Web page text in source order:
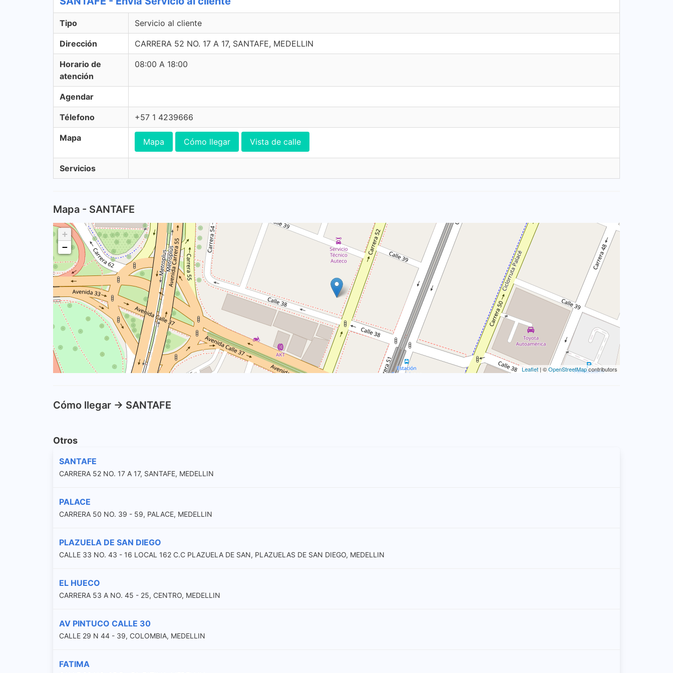
Tipo Servicio al cliente
Dirección CARRERA 52 NO. 17 A 17, SANTAFE, MEDELLIN
Horario de
atención
08:00 A 18:00
Agendar
Télefono +57 1 4239666
Mapa Mapa Cómo llegar Vista de calle
Servicios
Mapa - SANTAFE
+
−
Leaflet | ©OpenStreetMapcontributors
Cómo llegar -> SANTAFE
Otros
SANTAFE
CARRERA 52 NO. 17 A 17, SANTAFE, MEDELLIN
PALACE
CARRERA 50 NO. 39 - 59, PALACE, MEDELLIN
PLAZUELA DE SAN DIEGO
CALLE 33 NO. 43 - 16 LOCAL 162 C.C PLAZUELA DE SAN, PLAZUELAS DE SAN DIEGO, MEDELLIN
EL HUECO
CARRERA 53 A NO. 45 - 25, CENTRO, MEDELLIN
AV PINTUCO CALLE 30
CALLE 29 N 44 - 39, COLOMBIA, MEDELLIN
FATIMA